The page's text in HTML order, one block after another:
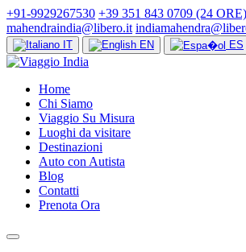
+91-9929267530 +39 351 843 0709 (24 ORE)
mahendraindia@libero.it
IT EN ES
Home
Chi Siamo
Viaggio Su Misura
Luoghi da visitare
Destinazioni
Auto con Autista
Blog
Contatti
Prenota Ora